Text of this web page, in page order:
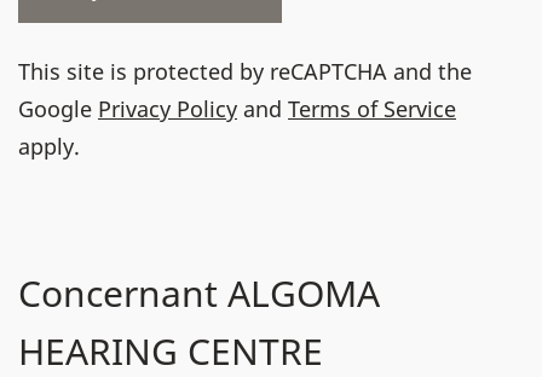
This site is protected by reCAPTCHA and the
Google Privacy Policy and Terms of Service
apply.
Concernant ALGOMA
HEARING CENTRE